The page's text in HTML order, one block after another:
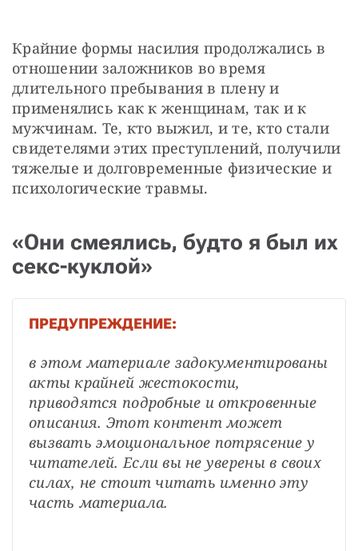
Крайние формы насилия продолжались в
отношении заложников во время
длительного пребывания в плену и
применялись как к женщинам, так и к
мужчинам. Те, кто выжил, и те, кто стали
свидетелями этих преступлений, получили
тяжелые и долговременные физические и
психологические травмы.
«Они смеялись, будто я был их
секс-куклой»
ПРЕДУПРЕЖДЕНИЕ:
в этом материале задокументированы
акты крайней жестокости,
приводятся подробные и откровенные
описания. Этот контент может
вызвать эмоциональное потрясение у
читателей. Если вы не уверены в своих
силах, не стоит читать именно эту
часть материала.